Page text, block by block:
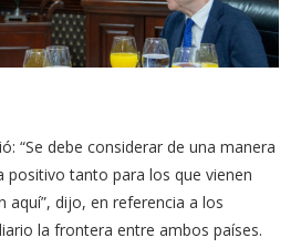
“Se debe considerar de una manera
positivo tanto para los que vienen
aquí”, dijo, en referencia a los
la frontera entre ambos países.